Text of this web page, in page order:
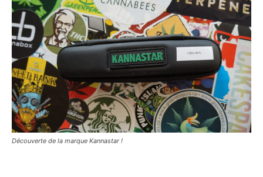
Découverte de la marque Kannastar !